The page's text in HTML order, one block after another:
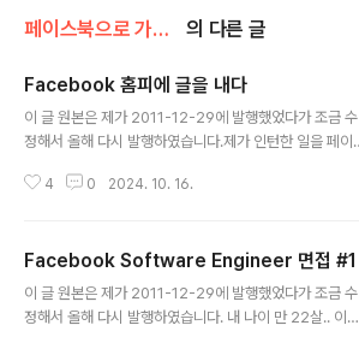
페이스북으로 가다 (facebook) 의 다른 글
Facebook 홈피에 글을 내다
이 글 원본은 제가 2011-12-29에 발행했었다가 조금 수
정해서 올해 다시 발행하였습니다.제가 인턴한 일을 페이
서 이렇게 글을 써서 다음의 링크에 가면 보실 수 있게 되어
s://www.facebook.com/notes/facebook-engine
ering/interning-at-facebook-bridging-marketin
g-and-engineering/10150254305343920
4 0 2024. 10. 16.
Facebook Software Engineer 면접 #1
이 글 원본은 제가 2011-12-29에 발행했었다가 조금 수
정해서 올해 다시 발행하였습니다. 내 나이 만 22살.. 이제